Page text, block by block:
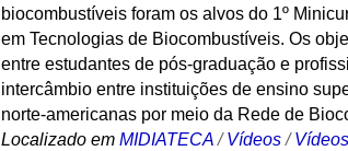
biocombustíveis foram os alvos do 1º
em Tecnologias de Biocombustíveis. Os
entre estudantes de pós-graduação e
intercâmbio entre instituições de ensino
norte-americanas por meio da Rede de
Localizado em MIDIATECA /Vídeos /